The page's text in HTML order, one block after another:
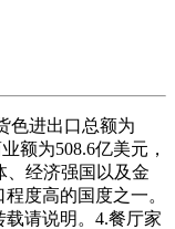
进出口总额为
额为508.6亿美元，
、经济强国以及金
度高的国度之一。
请说明。4.餐厅家